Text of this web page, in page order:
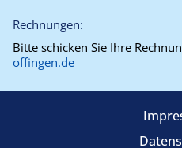
Rechnungen:
Bitte schicken Sie Ihre
offingen.de